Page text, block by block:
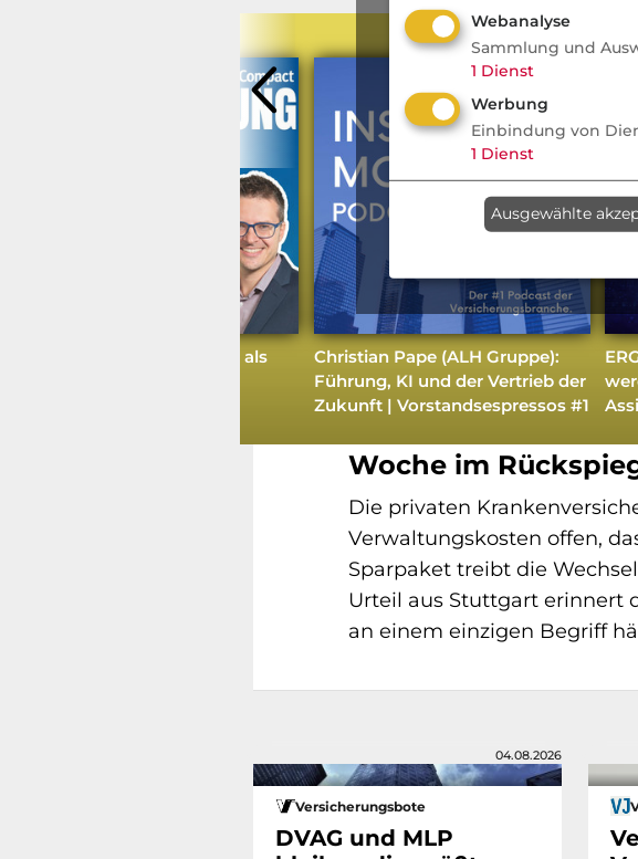
Wie schlägt sich ChatGPT als
Christian Pape (ALH Gruppe):
Führung, KI und der Vertrieb der
Zukunft | Vorstandsespressos #1
Aus
Nachrichten
Woche im
Die privaten
Verwaltungskosten offen,
Sparpaket treibt die
Urteil aus Stuttgart erinnert
an einem einzigen Begriff
04.08.2026
Versicherungsbote
DVAG und MLP
Webanalyse
Sammlung und
1 Dienst
Werbung
Einbindung von
1 Dienst
Ausgewählte